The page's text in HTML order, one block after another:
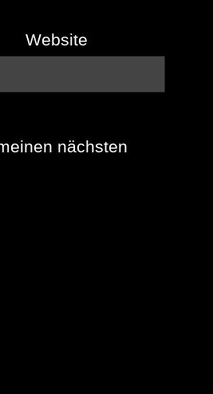
Website
nächsten